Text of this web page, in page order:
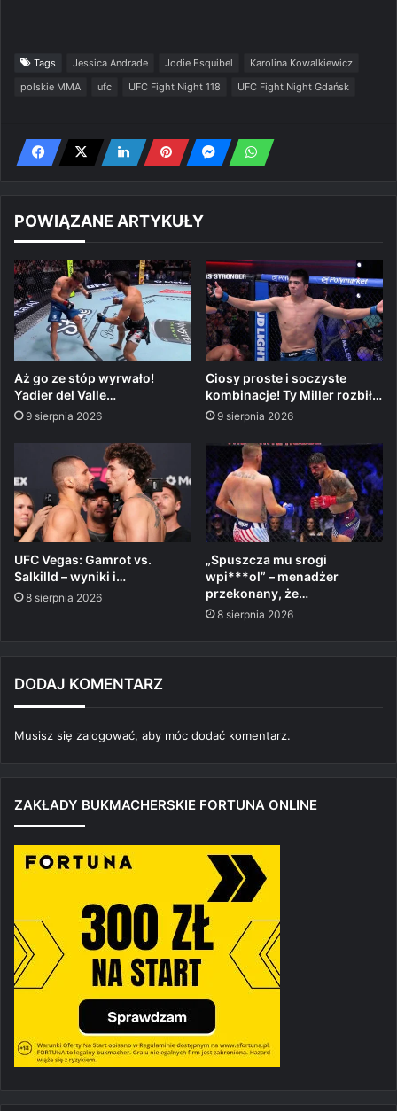
Tags Jessica Andrade Jodie Esquibel
Karolina Kowalkiewicz
polskie MMA
ufc UFC Fight Night 118 UFC Fight Night Gdańsk
POWIĄZANE ARTYKUŁY
Aż go ze stóp wyrwało!
Yadier del Valle…
9 sierpnia 2026
Ciosy proste i soczyste
kombinacje! Ty Miller rozbił…
9 sierpnia 2026
UFC Vegas: Gamrot vs.
Salkilld – wyniki i…
8 sierpnia 2026
„Spuszcza mu srogi
wpi***ol” – menadżer
przekonany, że…
8 sierpnia 2026
DODAJ KOMENTARZ
Musisz się zalogować, aby móc dodać komentarz.
ZAKŁADY BUKMACHERSKIE FORTUNA ONLINE